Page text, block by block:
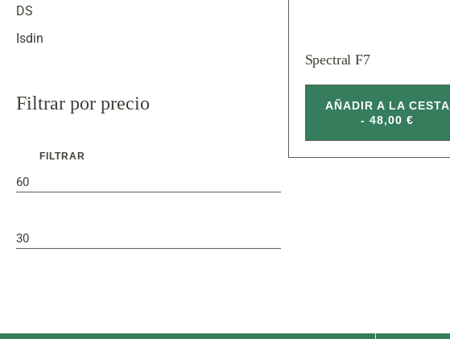
Spectral F7
AÑADIR A LA CESTA
- 48,00 €
Exfoliantes
Limpiadores
Protección solar
DS
Isdin
Filtrar por precio
FILTRAR